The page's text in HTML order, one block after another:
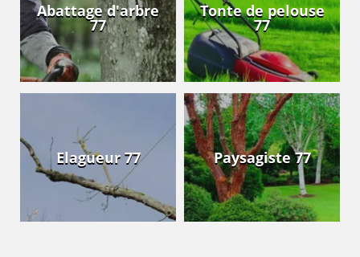
Abattage d'arbre
77
Tonte de pelouse
77
Elagueur 77 Paysagiste 77